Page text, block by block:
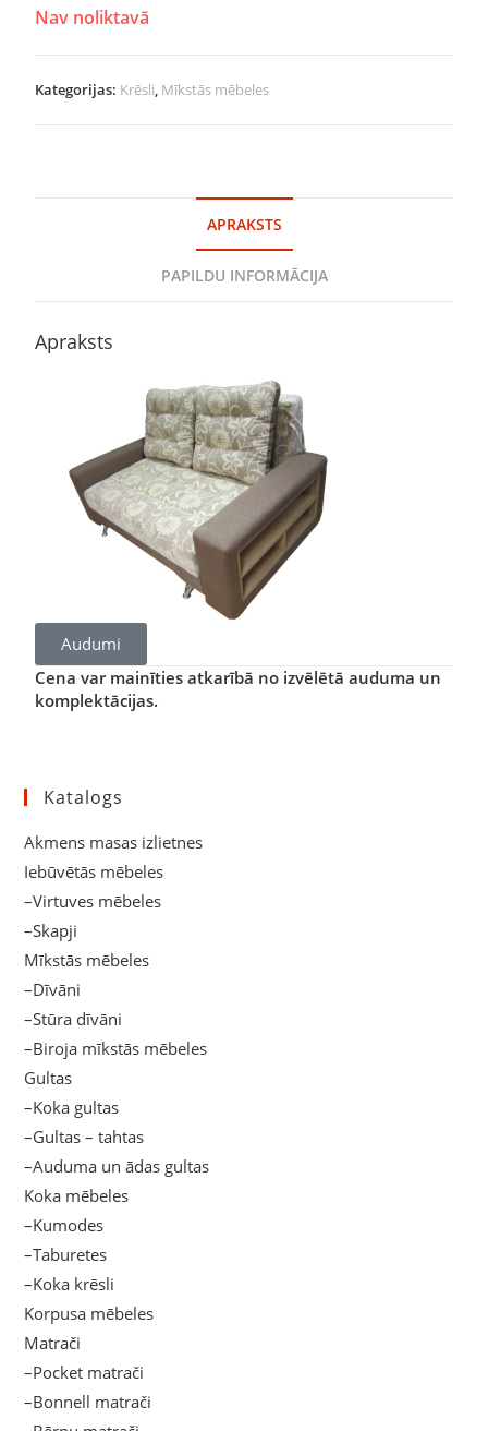
Nav noliktavā
Kategorijas: Krēsli, Mīkstās mēbeles
APRAKSTS
PAPILDU INFORMĀCIJA
Apraksts
Audumi
Cena var mainīties atkarībā no izvēlētā auduma un
komplektācijas.
Katalogs
Akmens masas izlietnes
Iebūvētās mēbeles
–Virtuves mēbeles
–Skapji
Mīkstās mēbeles
–Dīvāni
–Stūra dīvāni
–Biroja mīkstās mēbeles
Gultas
–Koka gultas
–Gultas – tahtas
–Auduma un ādas gultas
Koka mēbeles
–Kumodes
–Taburetes
–Koka krēsli
Korpusa mēbeles
Matrači
–Pocket matrači
–Bonnell matrači